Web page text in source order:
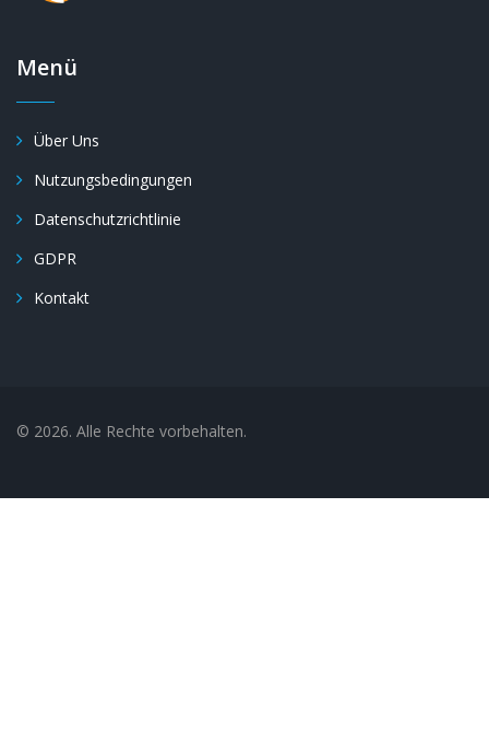
Menü
Über Uns
Nutzungsbedingungen
Datenschutzrichtlinie
GDPR
Kontakt
© 2026. Alle Rechte vorbehalten.